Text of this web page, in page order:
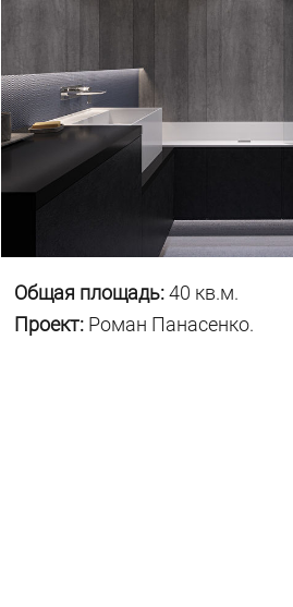
Общая площадь:40 кв.м.
Проект: Роман Панасенко.